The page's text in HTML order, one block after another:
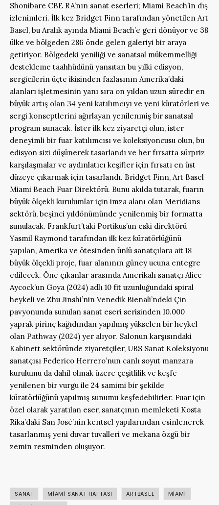
Shonibare CBE RA’nın sanat eserleri; Miami Beach’in dış
izlenimleri. İlk kez Bridget Finn tarafından yönetilen Art
Basel, bu Aralık ayında Miami Beach’e geri dönüyor ve 38
ülke ve bölgeden 286 önde gelen galeriyi bir araya
getiriyor. Bölgedeki yeniliği ve sanatsal mükemmelliği
destekleme taahhüdünü yansıtan bu yılki edisyon,
sergicilerin üçte ikisinden fazlasının Amerika’daki
alanları işletmesinin yanı sıra on yıldan uzun süredir en
büyük artış olan 34 yeni katılımcıyı ve yeni küratörleri ve
sergi konseptlerini ağırlayan yenilenmiş bir sanatsal
program sunacak. İster ilk kez ziyaretçi olun, ister
deneyimli bir fuar katılımcısı ve koleksiyoncusu olun, bu
edisyon sizi düşünerek tasarlandı ve her fırsatta sürpriz
karşılaşmalar ve aydınlatıcı keşifler için fırsatı en üst
düzeye çıkarmak için tasarlandı. Bridget Finn, Art Basel
Miami Beach Fuar Direktörü. Bunu akılda tutarak, fuarın
büyük ölçekli kurulumlar için imza alanı olan Meridians
sektörü, beşinci yıldönümünde yenilenmiş bir formatta
sunulacak. Frankfurt’taki Portikus’un eski direktörü
Yasmil Raymond tarafından ilk kez küratörlüğünü
yapılan, Amerika ve ötesinden ünlü sanatçılara ait 18
büyük ölçekli proje, fuar alanının güney ucuna entegre
edilecek. Öne çıkanlar arasında Amerikalı sanatçı Alice
Aycock’un Goya (2024) adlı 10 fit uzunluğundaki spiral
heykeli ve Zhu Jinshi’nin Venedik Bienali’ndeki Çin
pavyonunda sunulan sanat eseri serisinden 10.000
yaprak pirinç kağıdından yapılmış yükselen bir heykel
olan Pathway (2024) yer alıyor. Salonun karşısındaki
Kabinett sektöründe ziyaretçiler, UBS Sanat Koleksiyonu
sanatçısı Federico Herrero’nun canlı soyut manzara
kurulumu da dahil olmak üzere çeşitlilik ve keşfe
yenilenen bir vurgu ile 24 samimi bir şekilde
küratörlüğünü yapılmış sunumu keşfedebilirler. Fuar için
özel olarak yaratılan eser, sanatçının memleketi Kosta
Rika’daki San José’nin kentsel yapılarından esinlenerek
tasarlanmış yeni duvar tuvalleri ve mekana özgü bir
zemin resminden oluşuyor.
SANAT MIAMI SANAT HAFTASI ARTBASEL
MIAMI